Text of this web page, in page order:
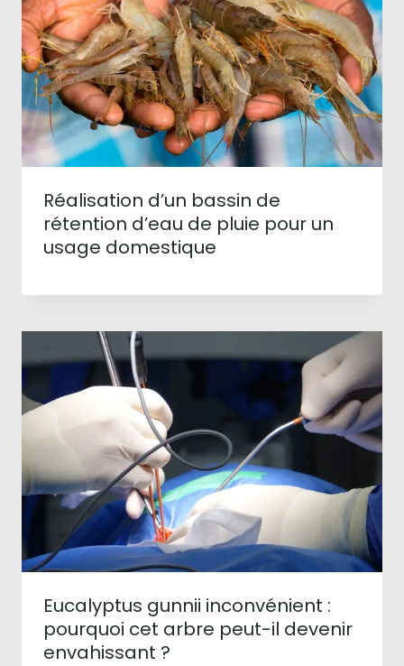
Réalisation d’un bassin de
rétention d’eau de pluie pour un
usage domestique
Eucalyptus gunnii inconvénient :
pourquoi cet arbre peut-il devenir
envahissant ?